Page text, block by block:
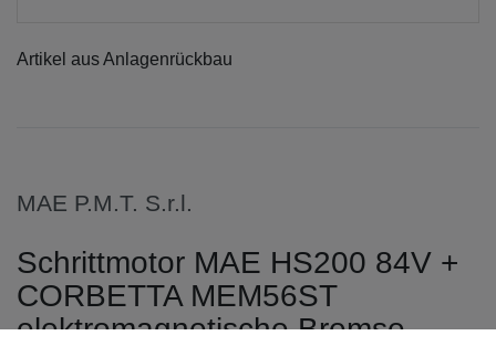
Artikel aus Anlagenrückbau
MAE P.M.T. S.r.l.
Schrittmotor MAE HS200 84V +
CORBETTA MEM56ST
elektromagnetische Bremse